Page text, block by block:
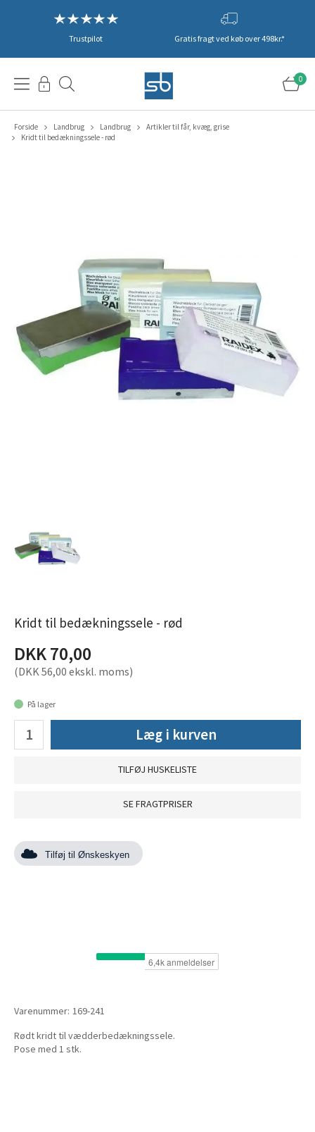
Trustpilot Gratis fragt ved køb over 498kr.*
0
Forside Landbrug Landbrug
Artikler til får, kvæg, grise
Kridt til bedækningssele - rød
Kridt til bedækningssele - rød
DKK 70,00
(DKK 56,00 ekskl. moms)
På lager
Læg i kurven
TILFØJ HUSKELISTE
SE FRAGTPRISER
Tilføj til Ønskeskyen
Varenummer: 169-241
Rødt kridt til vædderbedækningssele.
Pose med 1 stk.